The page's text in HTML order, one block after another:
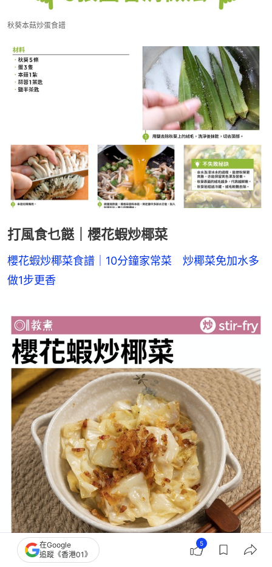
秋葵本菇炒蛋食譜
打風食乜餸｜櫻花蝦炒椰菜
櫻花蝦炒椰菜食譜｜10分鐘家常菜　炒椰菜免加水多
做1步更香
在Google
追蹤《香港01》
5